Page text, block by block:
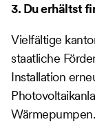
3. Du erhältst
Vielfältige
staatliche
Installation